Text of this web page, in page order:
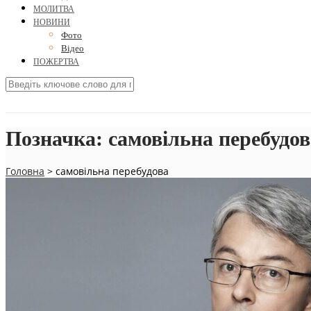
МОЛИТВА
НОВИНИ
Фото
Відео
ПОЖЕРТВА
Позначка: самовільна
Головна > самовільна перебудова